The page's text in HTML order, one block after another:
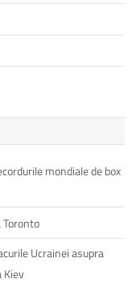
mondiale de box
Ucrainei asupra
Kiev